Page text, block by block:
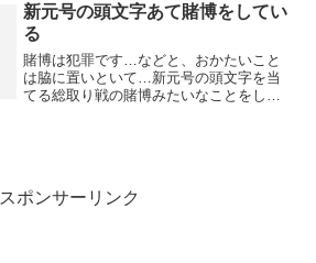
つだけ見つけました。それは川崎重工で
す。今日は今年最安値の1...
新元号の頭文字あて賭博をしてい
る
賭博は犯罪です…などと、おかたいこと
は脇に置いといて…新元号の頭文字を当
てる総取り戦の賭博みたいなことをして
スポンサーリンク